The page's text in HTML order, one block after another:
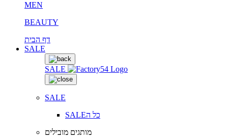
MEN
BEAUTY
דף הבית
SALE
SALE
SALE
SALEכל ה
מותגים מובילים